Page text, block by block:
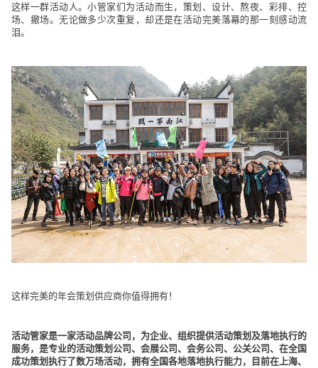
这样一群活动人。小管家们为活动而生，策划、设计、熬夜、彩排、控
场、撤场。无论做多少次重复，却还是在活动完美落幕的那一刻感动流
泪。
这样完美的年会策划供应商你值得拥有！
活动管家是一家活动品牌公司，为企业、组织提供活动策划及落地执行的
服务，是专业的活动策划公司、会展公司、会务公司、公关公司、在全国
成功策划执行了数万场活动，拥有全国各地落地执行能力，目前在上海、